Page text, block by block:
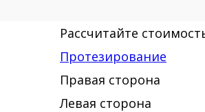
Рассчитайте
Протезирование
Правая сторона
Левая сторона